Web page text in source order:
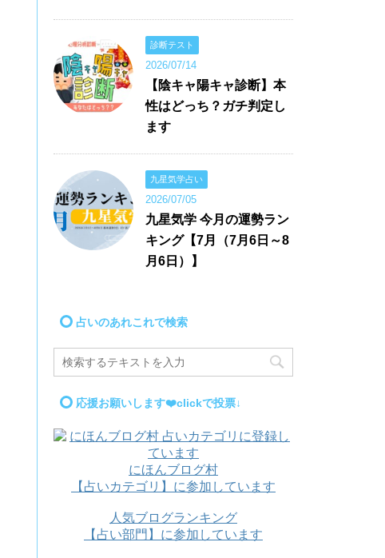
診断テスト
2026/07/14
【陰キャ陽キャ診断】本
性はどっち？ガチ判定し
ます
九星気学占い
2026/07/05
九星気学 今月の運勢ラン
キング【7月（7月6日～8
月6日）】
占いのあれこれで検索
応援お願いします❤️clickで投票↓
にほんブログ村
【占いカテゴリ】に参加しています
人気ブログランキング
【占い部門】に参加しています